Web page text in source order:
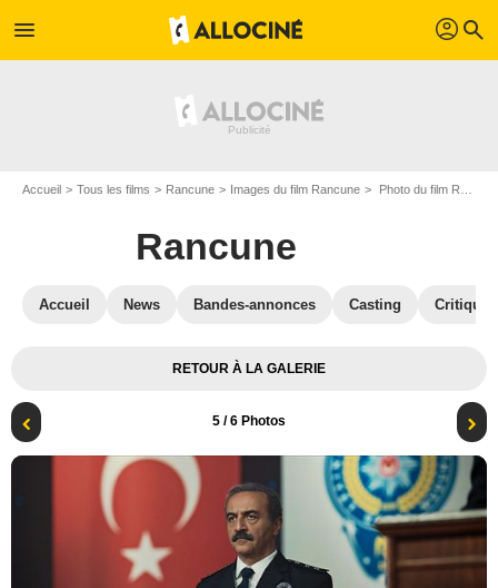
menu profil search
Accueil Tous les films Rancune Images du film Rancune Photo du film Rancune - Photo 5
Rancune
Accueil News Bandes-annonces Casting
RETOUR À LA GALERIE
5 / 6 Photos